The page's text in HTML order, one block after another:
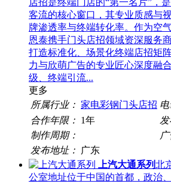
店招是终端门店的“第一名片”，
客流的核心窗口，其专业质感与
牌渗透率与终端转化率。作为空
恩泰携手门头店招领域资深服务
打造标准化、场景化终端店招矩
力与欣萌广告的专业匠心深度融
级、终端引流...
更多
所属行业： 家电彩钢门头店招
合作年限： 1年 发
制作周期：
广
发布地址： 广东
上汽大通系列北
公室地址位于中国的首都，政治